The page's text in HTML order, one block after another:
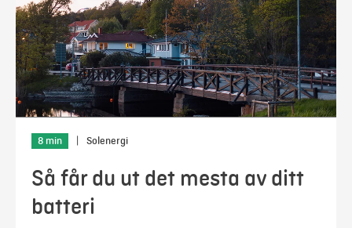
8 min Solenergi
Så får du ut det mesta av ditt
batteri